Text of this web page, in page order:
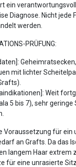
ein
Diagnose. Nicht jede
werden.
PRÜFUNG:
mit lichter
Weit
5 bis 7), sehr geringe
Voraussetzung für
an Grafts. Da das
langem Haar extrem
für eine unrasierte